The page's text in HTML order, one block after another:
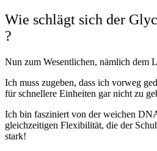
Wie schlägt sich der
?
Nun zum Wesentlichen, nämlich dem
Ich muss zugeben, dass ich vorweg
für schnellere Einheiten gar nicht zu
Ich bin fasziniert von der weichen
gleichzeitigen Flexibilität, die der
stark!